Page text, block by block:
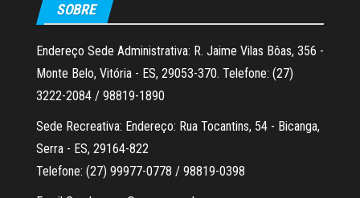
SOBRE
Endereço Sede Administrativa: R. Jaime Vilas Bôas, 356 -
Monte Belo, Vitória - ES, 29053-370. Telefone: (27)
3222-2084 / 98819-1890
Sede Recreativa: Endereço: Rua Tocantins, 54 - Bicanga,
Serra - ES, 29164-822
Telefone: (27) 99977-0778 / 98819-0398